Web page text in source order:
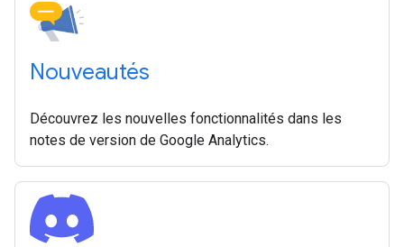
Nouveautés
Découvrez les nouvelles fonctionnalités dans les
notes de version de Google Analytics.